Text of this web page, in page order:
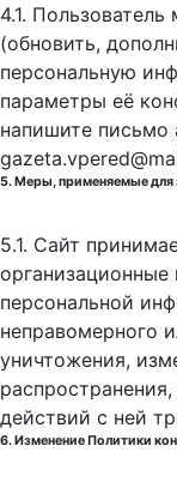
4.1.
(обновить,
персональную
параметры её
напишите письмо
5. Меры, применяемые для
5.1. Сайт
персональной
неправомерного
уничтожения,
действий с ней
6. Изменение Политики